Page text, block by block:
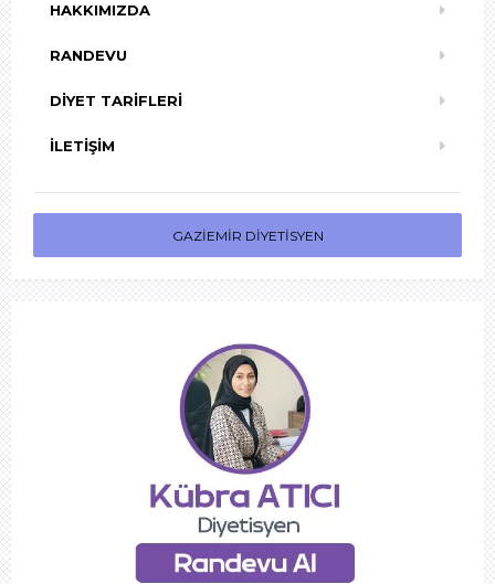
HAKKIMIZDA
RANDEVU
DIYET TARIFLERI
İLETIŞIM
GAZIEMIR DIYETISYEN